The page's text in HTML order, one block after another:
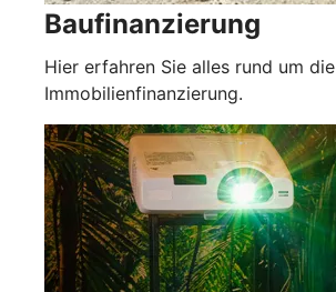
Baufinanzierung
Hier erfahren Sie alles rund um die
Immobilienfinanzierung.